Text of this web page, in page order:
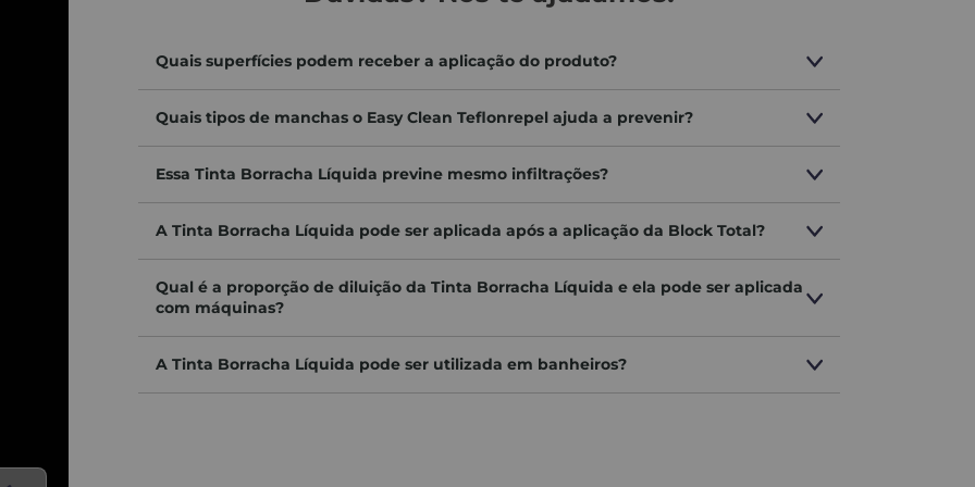
, garantindo que cada detalhe do seu projeto receba o cuidado e a precisão
– você imprimepersonalidade e sofisticaçãoem cada espaço.
Quais superfícies podem receber a aplicação do produto?
Quais tipos de manchas o Easy Clean Teflonrepel ajuda a prevenir?
Essa Tinta Borracha Líquida previne mesmo infiltrações?
A Tinta Borracha Líquida pode ser aplicada após a aplicação da Block Total?
Qual é a proporção de diluição da Tinta Borracha Líquida e ela pode ser aplicada
com máquinas?
A Tinta Borracha Líquida pode ser utilizada em banheiros?